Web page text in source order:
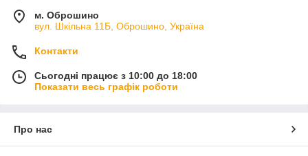
м. Оброшино
вул. Шкільна 11Б, Оброшино, Україна
Контакти
Сьогодні працює з 10:00 до 18:00
Показати весь графік роботи
Про нас